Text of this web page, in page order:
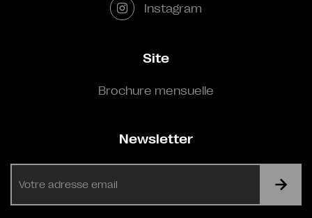
Instagram
Site
Brochure mensuelle
Newsletter